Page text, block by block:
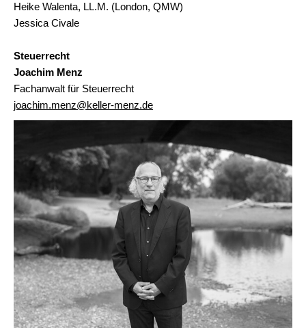
Heike Walenta, LL.M. (London, QMW)
Jessica Civale
Steuerrecht
Joachim Menz
Fachanwalt für Steuerrecht
joachim.menz@keller-menz.de